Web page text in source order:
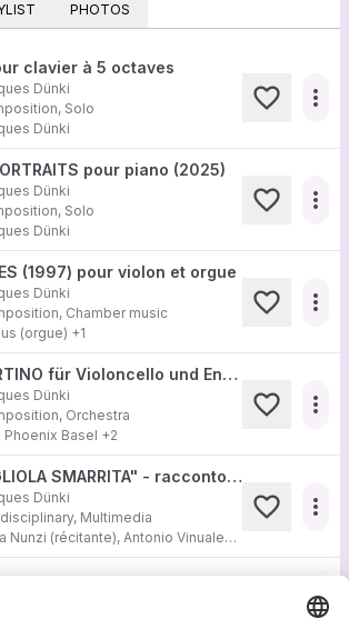
PHOTOS
clavier à 5 octaves
Dünki
Solo
Dünki
more_horiz
pour piano (2025)
Dünki
Solo
Dünki
more_horiz
(1997) pour violon et orgue
Dünki
Chamber music
(orgue) +1
more_horiz
CONCERTINO für Violoncello und Ensemble
Dünki
Orchestra
Phoenix Basel +2
more_horiz
"LA SOGLIOLA SMARRITA" - racconto con musica
Dünki
Multimedia
Anna Maria Nunzi (récitante), Antonio Vinuales (violon), Dmitry Smirnov (alto), Matthieu Gutbub (violoncelle)
more_horiz